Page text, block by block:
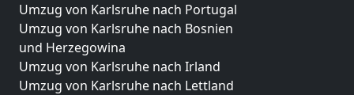
Umzug von Karlsruhe nach Portugal
Umzug von Karlsruhe nach Bosnien
und Herzegowina
Umzug von Karlsruhe nach Irland
Umzug von Karlsruhe nach Lettland